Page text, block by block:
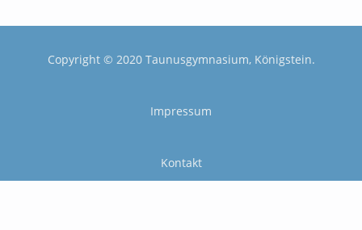
Copyright © 2020 Taunusgymnasium, Königstein.
Impressum
Kontakt